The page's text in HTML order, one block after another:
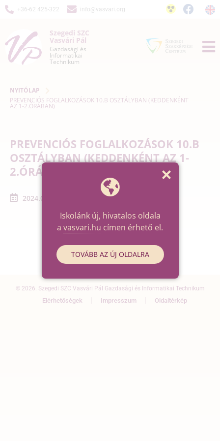
+36-62 425-322 info@vasvari.org
Szegedi SZC
Vasvári Pál
Gazdasági és
Informatikai
Technikum
NYITÓLAP
PREVENCIÓS FOGLALKOZÁSOK 10.B OSZTÁLYBAN (KEDDENKÉNT
AZ 1-2.ÓRÁBAN)
PREVENCIÓS FOGLALKOZÁSOK 10.B
OSZTÁLYBAN (KEDDENKÉNT AZ 1-
2.ÓRÁBAN)
2024.05.28. - 2024.06.18.
© 2026. Szegedi SZC Vasvári Pál Gazdasági és Informatikai Technikum
Elérhetőségek Impresszum Oldaltérkép
Iskolánk új, hivatalos oldala
a vasvari.hu címen érhető el.
TOVÁBB AZ ÚJ OLDALRA